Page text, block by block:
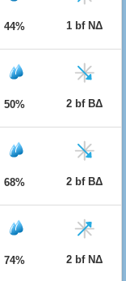
44% 1 bf ΝΔ
50% 2 bf ΒΔ
68% 2 bf ΒΔ
74% 2 bf ΝΔ